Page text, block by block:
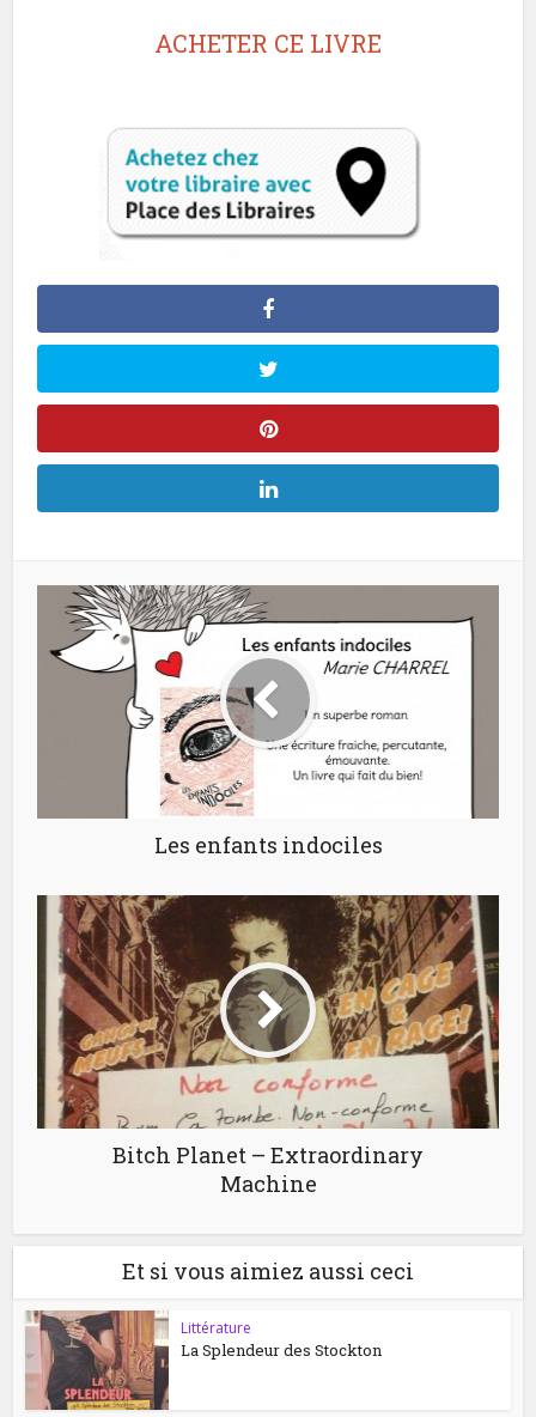
ACHETER CE LIVRE
Les enfants indociles
Bitch Planet – Extraordinary
Machine
Et si vous aimiez aussi ceci
Littérature
La Splendeur des Stockton